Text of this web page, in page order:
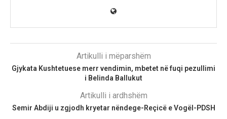
Artikulli i mëparshëm
Gjykata Kushtetuese merr vendimin, mbetet në fuqi pezullimi
i Belinda Ballukut
Artikulli i ardhshëm
Semir Abdiji u zgjodh kryetar nëndege-Reçicë e Vogël-PDSH